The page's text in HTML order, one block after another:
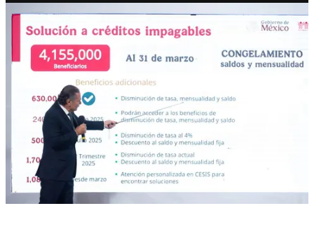
RECIENTE
Infonavit avanza en solución de
4.1 millones de créditos
impagables